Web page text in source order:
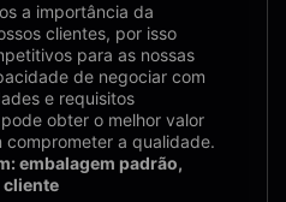
a importância da
clientes, por isso
para as nossas
de negociar com
e requisitos
obter o melhor valor
comprometer a qualidade.
embalagem padrão,
cliente